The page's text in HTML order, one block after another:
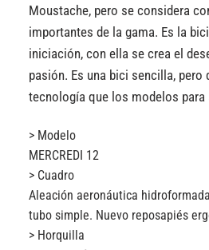
Moustache, pero se considera
importantes de la gama. Es la
iniciación, con ella se crea el
pasión. Es una bici sencilla,
tecnología que los modelos para
> Modelo
MERCREDI 12
> Cuadro
Aleación aeronáutica
tubo simple. Nuevo reposapiés
> Horquilla